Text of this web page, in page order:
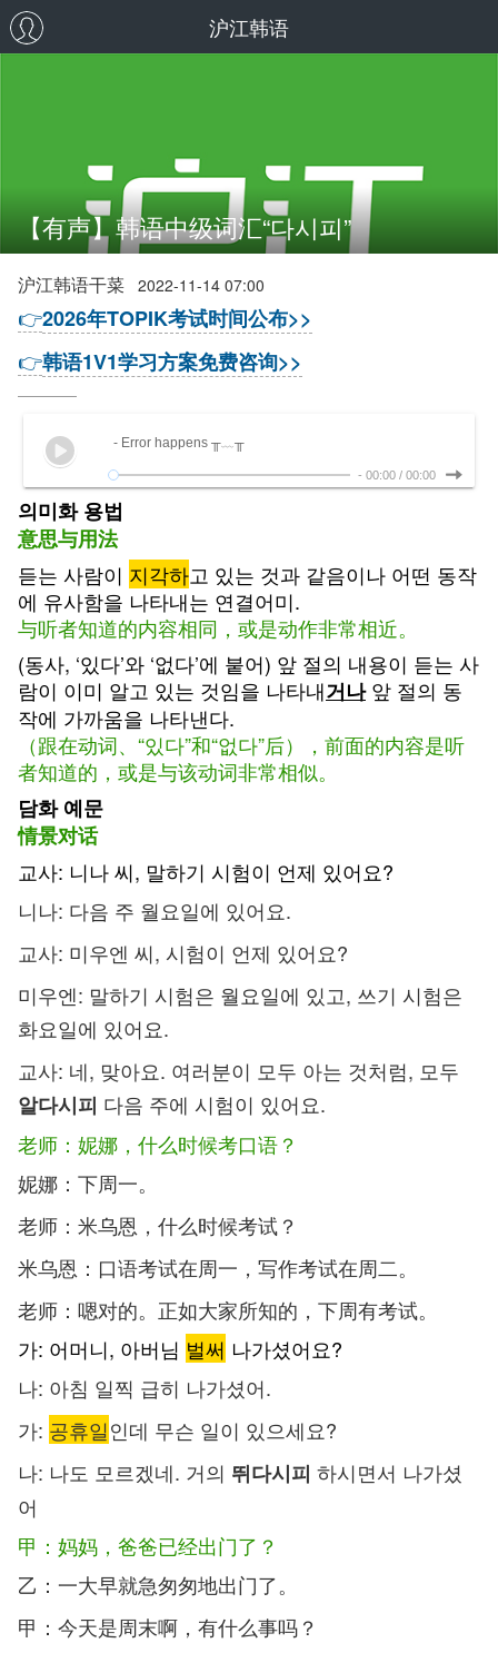
沪江韩语
【有声】韩语中级词汇“다시피”
沪江韩语干菜 2022-11-14 07:00
👉2026年TOPIK考试时间公布>>
👉韩语1V1学习方案免费咨询>>
- Error happens ╥﹏╥
- 00:00 / 00:00
의미화 용법
意思与用法
듣는 사람이 지각하고 있는 것과 같음이나 어떤 동작
에 유사함을 나타내는 연결어미.
与听者知道的内容相同，或是动作非常相近。
(동사, ‘있다’와 ‘없다’에 붙어) 앞 절의 내용이 듣는 사
람이 이미 알고 있는 것임을 나타내거나앞 절의 동
작에 가까움을 나타낸다.
（跟在动词、“있다”和“없다”后），前面的内容是听
者知道的，或是与该动词非常相似。
담화 예문
情景对话
교사: 니나 씨, 말하기 시험이 언제 있어요?
니나: 다음 주 월요일에 있어요.
교사: 미우엔 씨, 시험이 언제 있어요?
미우엔: 말하기 시험은 월요일에 있고, 쓰기 시험은
화요일에 있어요.
교사: 네, 맞아요. 여러분이 모두 아는 것처럼, 모두
알다시피 다음 주에 시험이 있어요.
老师：妮娜，什么时候考口语？
妮娜：下周一。
老师：米乌恩，什么时候考试？
米乌恩：口语考试在周一，写作考试在周二。
老师：嗯对的。正如大家所知的，下周有考试。
가: 어머니, 아버님 벌써 나가셨어요?
나: 아침 일찍 급히 나가셨어.
가: 공휴일인데 무슨 일이 있으세요?
나: 나도 모르겠네. 거의 뛰다시피 하시면서 나가셨
어
甲：妈妈，爸爸已经出门了？
乙：一大早就急匆匆地出门了。
甲：今天是周末啊，有什么事吗？